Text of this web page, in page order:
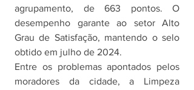
agrupamento, de 663 pontos. O
desempenho garante ao setor Alto
Grau de Satisfação, mantendo o selo
obtido em julho de 2024.
Entre os problemas apontados pelos
moradores da cidade, a Limpeza